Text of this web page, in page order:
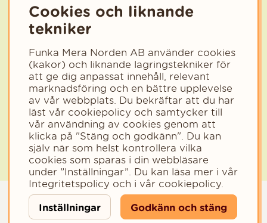
Få tips, inspiration och nyheter från Funka Mera.
Välj det område som passar dig bäst så anpassar vi innehållet
efter dig.
Välj kategori för nyhetsbrev
Privat
Företag
Välj den kategori som bäst beskriver din verksamhet för att få
Cookies och liknande
tekniker
Funka Mera Norden AB använder cookies
(kakor) och liknande lagringstekniker för
att ge dig anpassat innehåll, relevant
marknadsföring och en bättre upplevelse
av vår webbplats. Du bekräftar att du har
läst vår cookiepolicy och samtycker till
vår användning av cookies genom att
klicka på "Stäng och godkänn". Du kan
själv när som helst kontrollera vilka
cookies som sparas i din webbläsare
under ”Inställningar”. Du kan läsa mer i vår
Integritetspolicy och i vår cookiepolicy.
Inställningar Godkänn och stäng